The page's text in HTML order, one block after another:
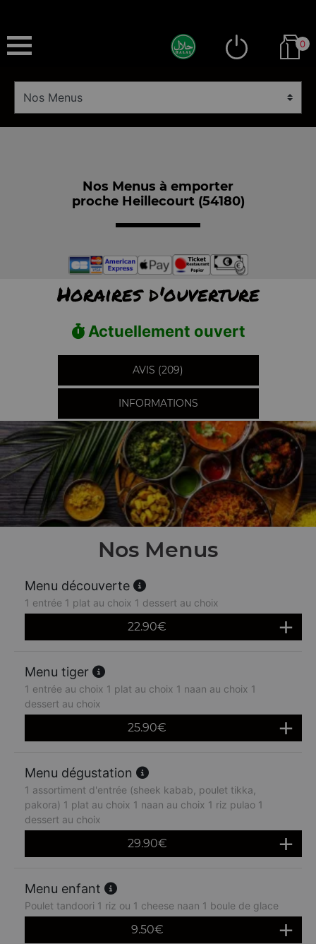
0
Nos Menus à emporter
proche Heillecourt (54180)
Horaires d'ouverture
Actuellement ouvert
AVIS (209)
INFORMATIONS
Nos Menus
Menu découverte
1 entrée 1 plat au choix 1 dessert au choix
22.90€
Menu tiger
1 entrée au choix 1 plat au choix 1 naan au choix 1
dessert au choix
25.90€
Menu dégustation
1 assortiment d'entrée (sheek kabab, poulet tikka,
pakora) 1 plat au choix 1 naan au choix 1 riz pulao 1
dessert au choix
29.90€
Menu enfant
Poulet tandoori 1 riz ou 1 cheese naan 1 boule de glace
9.50€